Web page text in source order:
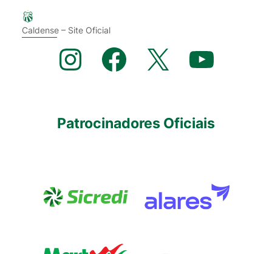
Caldense – Site Oficial
Instagram Facebook X YouTube
Patrocinadores Oficiais